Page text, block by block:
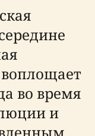
во время
и